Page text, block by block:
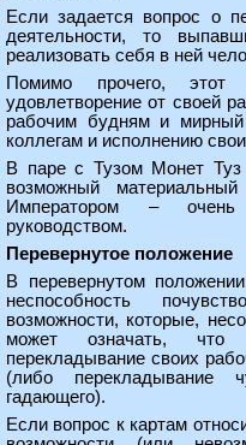
Если задается вопрос о
деятельности, то
реализовать себя в ней
Помимо прочего,
удовлетворение от своей
рабочим будням и
коллегам и исполнению
В паре с Тузом Монет Туз
возможный
Императором –
руководством.
Перевернутое положение
В перевернутом
неспособность
возможности, которые,
может означать, что
перекладывание своих
(либо перекладывание
гадающего).
Если вопрос к картам